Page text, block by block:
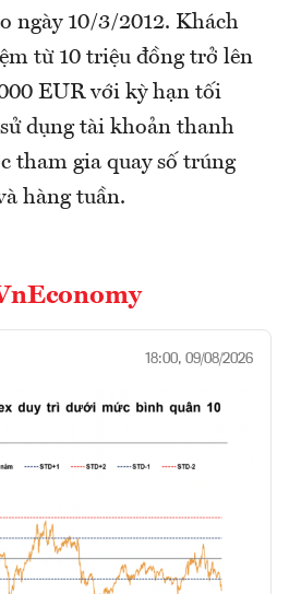
ngày 10/3/2012. Khách
từ 10 triệu đồng trở lên
EUR với kỳ hạn tối
dụng tài khoản thanh
tham gia quay số trúng
hàng tuần.
18:00, 09/08/2026